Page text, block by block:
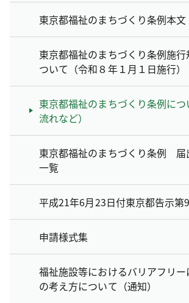
東京都福祉のまちづくり条例本文
東京都福祉のまちづくり条例施
ついて（令和８年１月１日施行）
東京都福祉のまちづくり条例に
流れなど）
東京都福祉のまちづくり条例 届
一覧
平成21年6月23日付東京都告示第
申請様式集
福祉施設等におけるバリアフリ
の考え方について（通知）